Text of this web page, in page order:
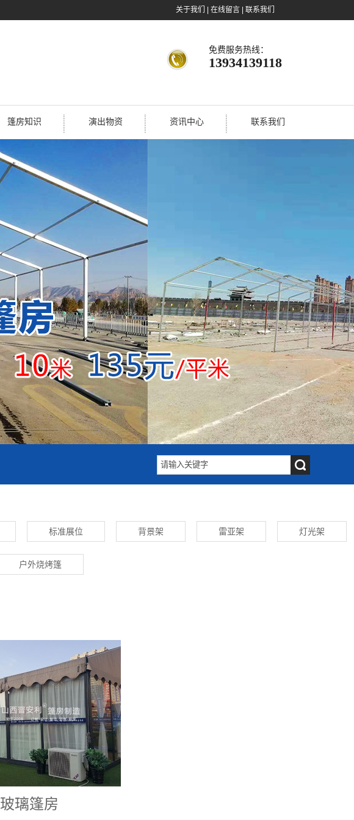
关于我们 在线留言 联系我们
免费服务热线：
13934139118
篷房知识 演出物资 资讯中心 联系我们
标准展位 背景架 雷亚架 灯光架
户外烧烤篷
玻璃篷房